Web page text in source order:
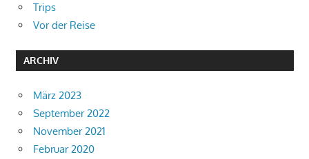
Trips
Vor der Reise
ARCHIV
März 2023
September 2022
November 2021
Februar 2020